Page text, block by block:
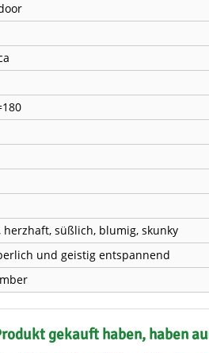
süßlich, blumig, skunky
und geistig entspannend
gekauft haben, haben